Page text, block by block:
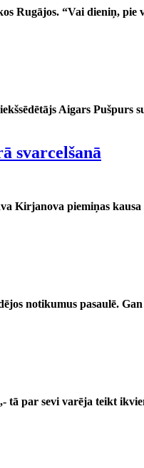
Rugājos. “Vai dieniņ,
Aigars Pušpurs
svarcelšanā
Kirjanova piemiņas
notikumus pasaulē.
tā par sevi varēja teikt